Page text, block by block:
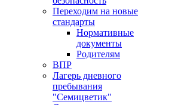
Переходим на новые
стандарты
Нормативные
документы
Родителям
ВПР
Лагерь дневного
пребывания
"Семицветик"